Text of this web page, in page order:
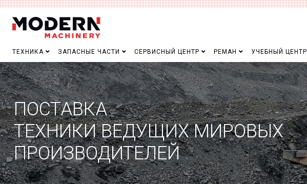
ТЕХНИКА ЗАПАСНЫЕ ЧАСТИ СЕРВИСНЫЙ ЦЕНТР РЕМАН УЧЕБНЫЙ ЦЕНТР
ПОСТАВКА
ТЕХНИКИ ВЕДУЩИХ МИРОВЫХ
ПРОИЗВОДИТЕЛЕЙ